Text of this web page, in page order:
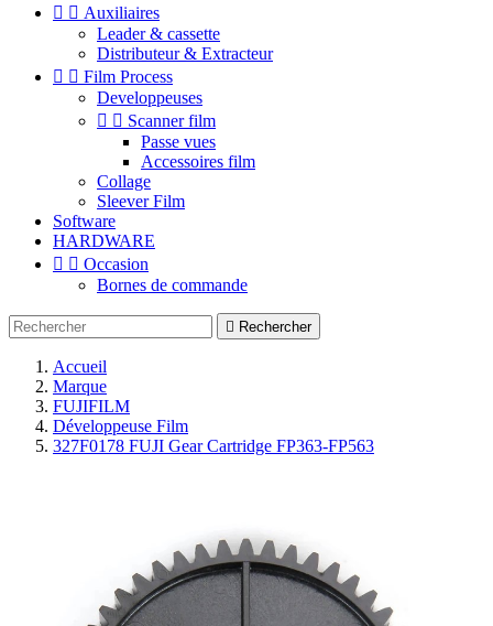
  Auxiliaires
Leader & cassette
Distributeur & Extracteur
  Film Process
Developpeuses
  Scanner film
Passe vues
Accessoires film
Collage
Sleever Film
Software
HARDWARE
  Occasion
Bornes de commande
 Rechercher
Accueil
Marque
FUJIFILM
Développeuse Film
327F0178 FUJI Gear Cartridge FP363-FP563